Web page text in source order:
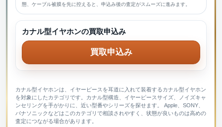
カナル型イヤホンは、イヤーピースを耳道に入れて装着するカナル型イヤホン
を対象にしたカテゴリです。カナル型構造、イヤーピースサイズ、ノイズキャ
ンセリングを手がかりに、近い型番やシリーズを探せます。 Apple、SONY、
パナソニックなどはこのカテゴリで相談されやすく、状態が良いものは高めの
査定につながる場合があります。
態、ケーブル被膜を先に控えると、申込み後の査定がスムーズに進みます。
カナル型イヤホンの買取申込み
買取申込み